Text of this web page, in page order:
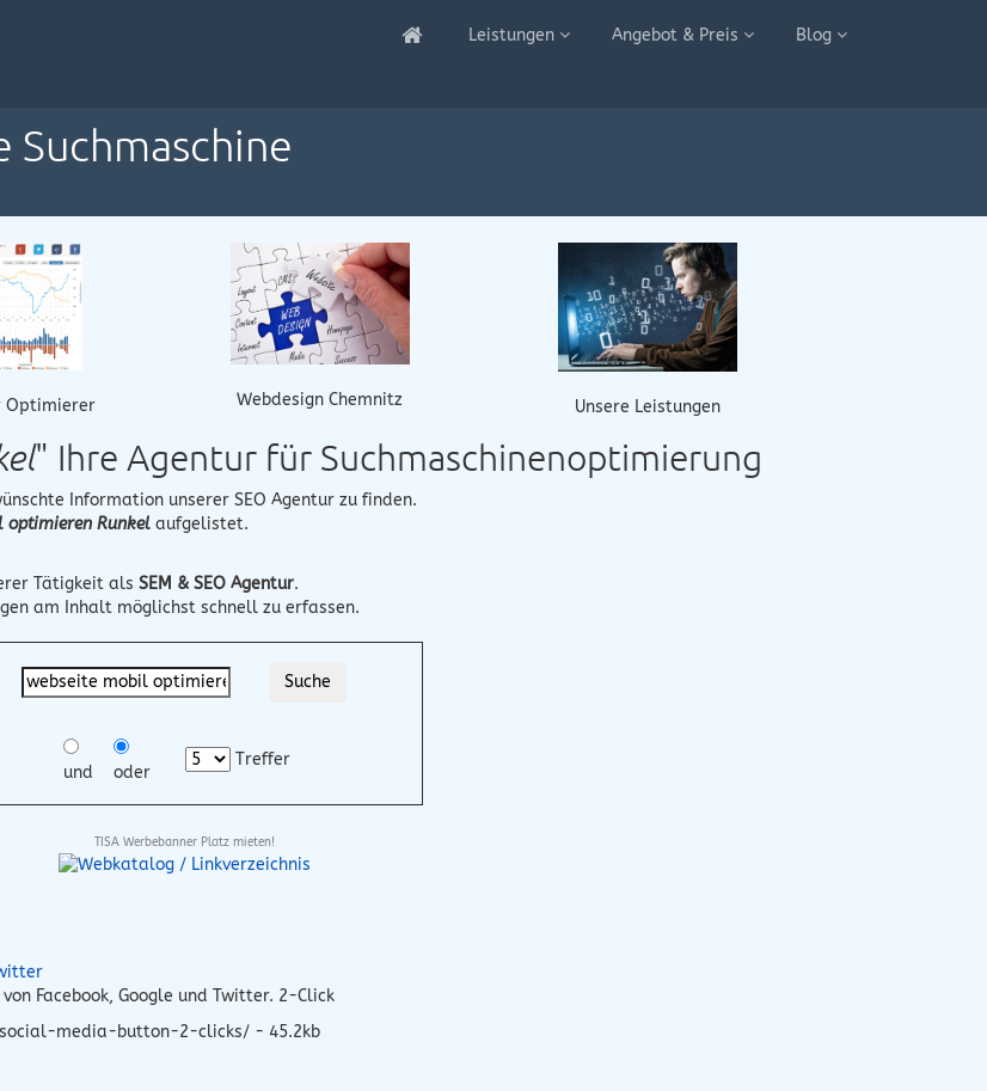
Leistungen Angebot & Preis Blog
Optimierer Webdesign Chemnitz Unsere Leistungen
" Ihre Agentur für Suchmaschinenoptimierung
Information unserer SEO Agentur zu finden.
optimieren Runkel aufgelistet.
Tätigkeit als SEM & SEO Agentur.
am Inhalt möglichst schnell zu erfassen.
und oder
Treffer
TISA Werbebanner Platz mieten!
Facebook, Google und Twitter. 2-Click
media-button-2-clicks/ - 45.2kb